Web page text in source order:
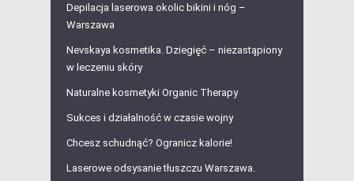
Depilacja laserowa okolic bikini i nóg –
Warszawa
Nevskaya kosmetika. Dziegięć – niezastąpiony
w leczeniu skóry
Naturalne kosmetyki Organic Therapy
Sukces i działalność w czasie wojny
Chcesz schudnąć? Ogranicz kalorie!
Laserowe odsysanie tłuszczu Warszawa.